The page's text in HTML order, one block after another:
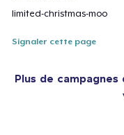
limited-christmas-moo
Signaler cette page
Plus de campagnes